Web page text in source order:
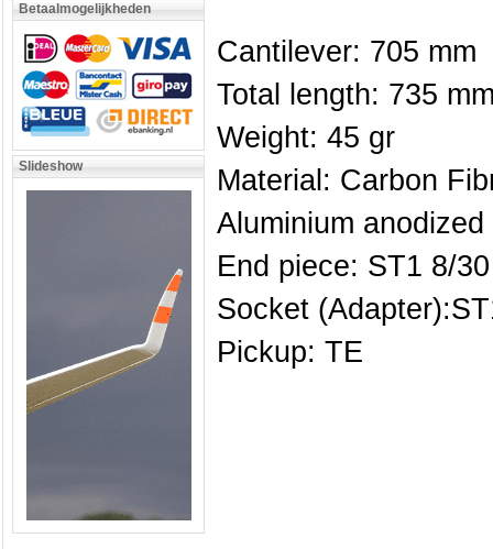
Betaalmogelijkheden
Slideshow
Cantilever: 705 mm
Total length: 735
Weight: 45 gr
Material: Carbon
Aluminium anodized
End piece: ST1 8/
Socket
Pickup: TE